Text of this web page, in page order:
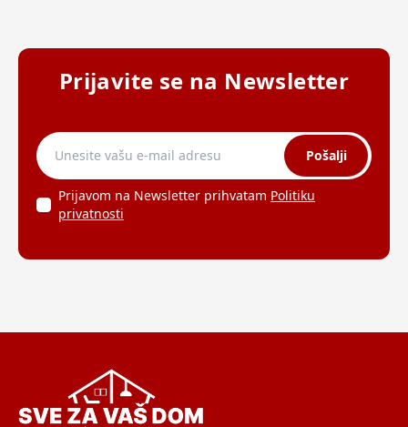
Prijavite se na Newsletter
Pošalji
Prijavom na Newsletter prihvatam Politiku
privatnosti